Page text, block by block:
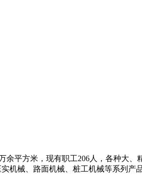
平方米，现有职工206人，各种大、
机械、路面机械、桩工机械等系列产品